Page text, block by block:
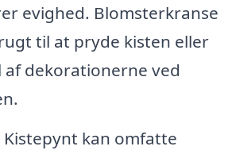
evighed. Blomsterkranse
til at pryde kisten eller
af dekorationerne ved
Kistepynt kan omfatte